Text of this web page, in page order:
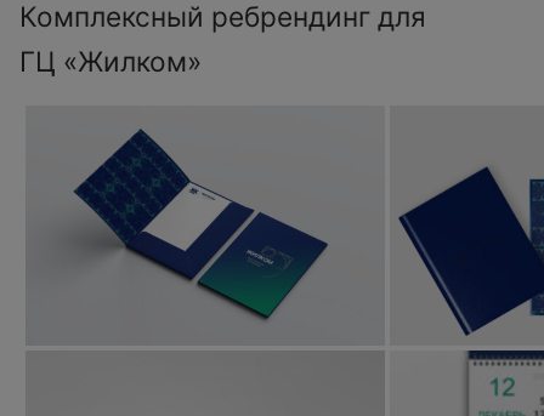
Комплексный ребрендинг для
ГЦ «Жилком»